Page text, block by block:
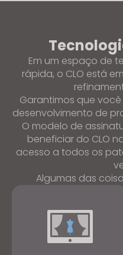
Em um espaço de
rápida, o CLO está
Garantimos que
desenvolvimento de
O modelo de
beneficiar do CLO
acesso a todos os
Algumas das